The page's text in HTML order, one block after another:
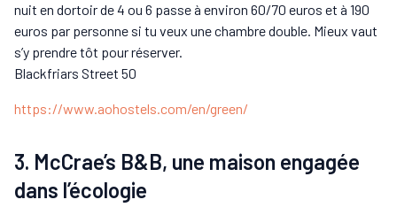
nuit en dortoir de 4 ou 6 passe à environ 60/70 euros et à 190
euros par personne si tu veux une chambre double. Mieux vaut
s’y prendre tôt pour réserver.
Blackfriars Street 50
https://www.aohostels.com/en/green/
3. McCrae’s B&B, une maison engagée
dans l’écologie